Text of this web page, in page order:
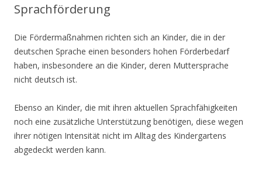
Sprachförderung
Die Fördermaßnahmen richten sich an Kinder, die in der
deutschen Sprache einen besonders hohen Förderbedarf
haben, insbesondere an die Kinder, deren Muttersprache
nicht deutsch ist.
Ebenso an Kinder, die mit ihren aktuellen Sprachfähigkeiten
noch eine zusätzliche Unterstützung benötigen, diese wegen
ihrer nötigen Intensität nicht im Alltag des Kindergartens
abgedeckt werden kann.